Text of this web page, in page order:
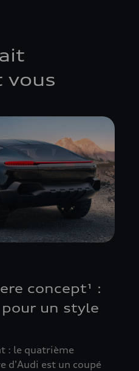
vous
concept¹ :
un style
: le quatrième
d'Audi est un coupé